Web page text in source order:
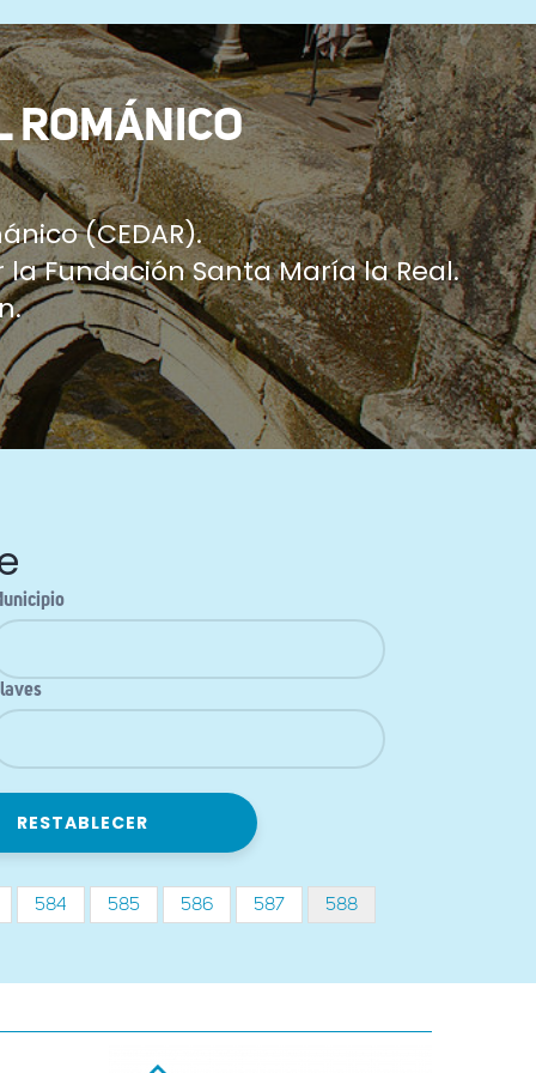
ROMÁNICO
(CEDAR).
Fundación Santa María la Real.
Página
584 Página
585 Página
586 Página
587
Página
actual
588